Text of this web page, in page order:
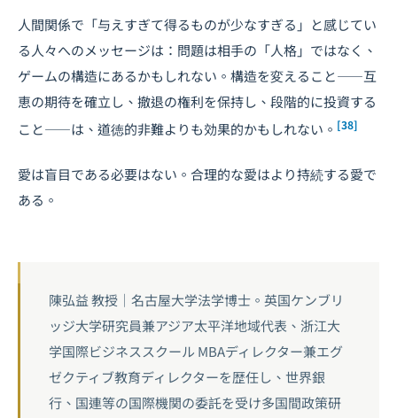
人間関係で「与えすぎて得るものが少なすぎる」と感じてい
る人々へのメッセージは：問題は相手の「人格」ではなく、
ゲームの構造にあるかもしれない。構造を変えること――互
恵の期待を確立し、撤退の権利を保持し、段階的に投資する
こと――は、道徳的非難よりも効果的かもしれない。 [38]
愛は盲目である必要はない。合理的な愛はより持続する愛で
ある。
陳弘益 教授｜名古屋大学法学博士。英国ケンブリ
ッジ大学研究員兼アジア太平洋地域代表、浙江大
学国際ビジネススクール MBAディレクター兼エグ
ゼクティブ教育ディレクターを歴任し、世界銀
行、国連等の国際機関の委託を受け多国間政策研